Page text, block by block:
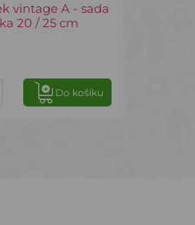
vintage A - sada
20 / 25 cm
Do košíku